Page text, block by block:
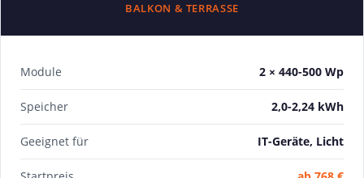
BALKON & TERRASSE
Module 2 × 440-500 Wp
Speicher 2,0-2,24 kWh
Geeignet für IT-Geräte, Licht